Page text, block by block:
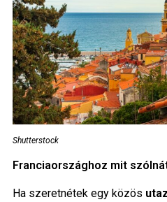
Shutterstock
Franciaországhoz mit
Ha szeretnétek egy közös